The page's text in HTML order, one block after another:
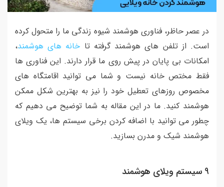
در عصر حاظر، فناوری هوشمند شیوه زندگی ما را متحول کرده
است. از تلفن های هوشمند گرفته تا خانه های هوشمند،
امکانات بی پایان در پیش روی ما قرار دارند. این فناوری ها
فقط مختص خانه نیست و شما می توانید اقامتگاه های
مخصوص روزهای تعطیل خود را نیز به بهترین شکل ممکن
هوشمند کنید. ما در این مقاله به شما توضیح می دهیم که
چطور می توانید با اضافه کردن برخی سیستم ها، یک ویلای
هوشمند شیک و مدرن بسازید.
9 سیستم ویلای هوشمند